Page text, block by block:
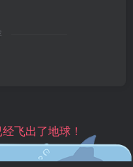
飞出了地球！